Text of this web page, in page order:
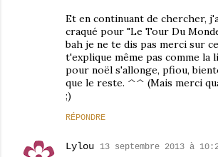
Et en continuant de chercher,
craqué pour "Le Tour Du
bah je ne te dis pas merci sur
t'explique même pas comme la
pour noël s'allonge, pfiou,
que le reste. ^^ (Mais merci
;)
RÉPONDRE
Lylou 13 septembre 2013 à